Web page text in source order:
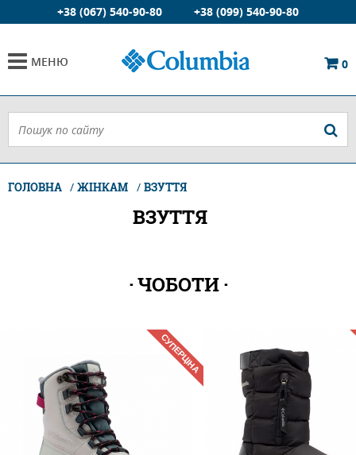
+38 (067) 540-90-80 +38 (099) 540-90-80
МЕНЮ 0
ГОЛОВНА ЖІНКАМ ВЗУТТЯ
ВЗУТТЯ
ЧОБОТИ
СУПЕРЦІНА